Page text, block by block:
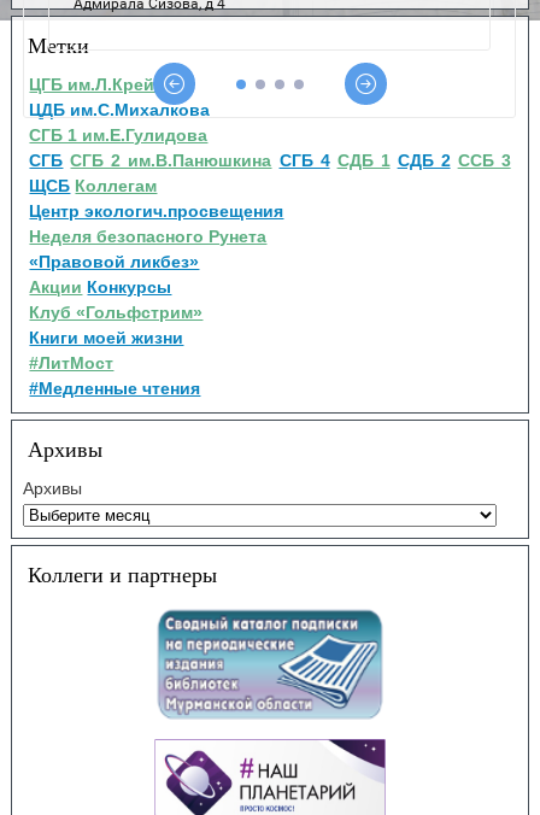
Метки
ЦГБ им.Л.Крейна
ЦДБ им.С.Михалкова
СГБ 1 им.Е.Гулидова
СГБ СГБ 2 им.В.Панюшкина СГБ 4 СДБ 1 СДБ 2 ССБ 3
ЩСБ Коллегам
Центр экологич.просвещения
Неделя безопасного Рунета
«Правовой ликбез»
Акции Конкурсы
Клуб «Гольфстрим»
Книги моей жизни
#ЛитМост
#Медленные чтения
Архивы
Архивы
Коллеги и партнеры